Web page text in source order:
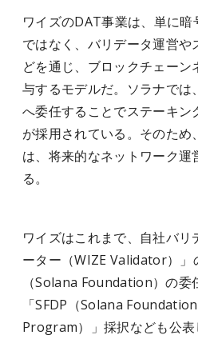
ワイズのDAT事業は、単に
ではなく、バリデータ運営
どを通じ、ブロックチェー
与するモデルだ。ソラナでは
へ委任することでステーキン
が採用されている。そのため
は、将来的なネットワーク運
る。
ワイズはこれまで、自社バ
ーター（WIZE Validator）」
（Solana Foundation）の委
「SFDP（Solana
Program）」採択なども公表